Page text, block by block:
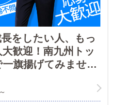
をしたい人、もっ
歓迎！南九州トッ
旗揚げてみません